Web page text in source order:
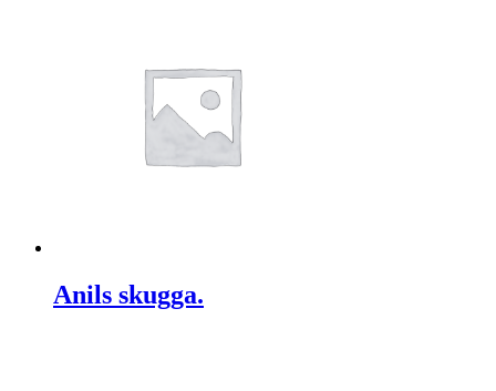
Anils skugga.